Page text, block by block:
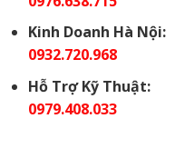
Kinh Doanh Hà Nội:
0932.720.968
Hỗ Trợ Kỹ Thuật:
0979.408.033